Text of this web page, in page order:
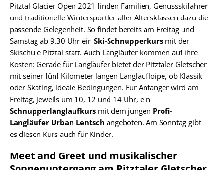
Pitztal Glacier Open 2021 finden Familien, Genussskifahrer
und traditionelle Wintersportler aller Altersklassen dazu die
passende Gelegenheit. So findet bereits am Freitag und
Samstag ab 9.30 Uhr ein Ski-Schnupperkurs mit der
Skischule Pitztal statt. Auch Langläufer kommen auf ihre
Kosten: Gerade für Langläufer bietet der Pitztaler Gletscher
mit seiner fünf Kilometer langen Langlaufloipe, ob Klassik
oder Skating, ideale Bedingungen. Für Anfänger wird am
Freitag, jeweils um 10, 12 und 14 Uhr, ein
Schnupperlanglaufkurs mit dem jungen Profi-
Langläufer Urban Lentsch angeboten. Am Sonntag gibt
es diesen Kurs auch für Kinder.
Meet and Greet und musikalischer